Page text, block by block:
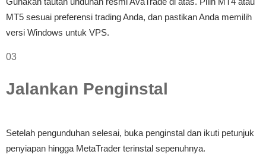
MT5 sesuai preferensi trading Anda, dan pastikan Anda memilih
versi Windows untuk VPS.
03
Jalankan Penginstal
Setelah pengunduhan selesai, buka penginstal dan ikuti petunjuk
penyiapan hingga MetaTrader terinstal sepenuhnya.